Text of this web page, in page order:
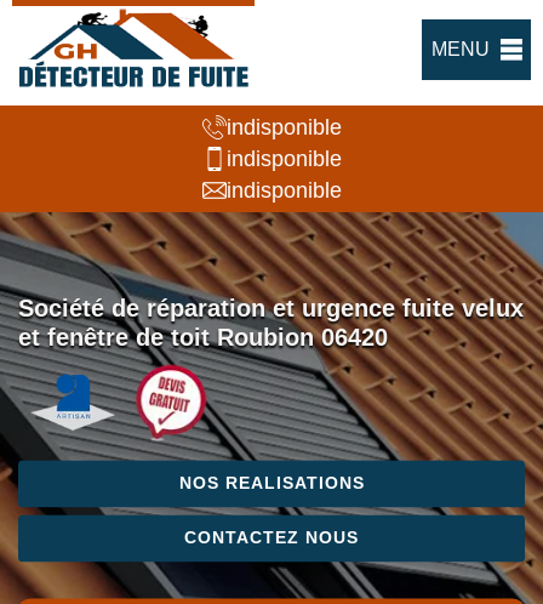
MENU
indisponible
indisponible
indisponible
Société de réparation et urgence fuite velux
et fenêtre de toit Roubion 06420
NOS REALISATIONS
CONTACTEZ NOUS